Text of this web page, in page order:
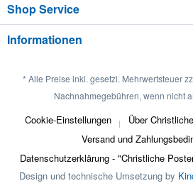
Shop Service
Informationen
* Alle Preise inkl. gesetzl. Mehrwertsteuer
Nachnahmegebühren, wenn nicht
Cookie-Einstellungen Über
Versand und
Datenschutzerklärung - "Christliche
Design und technische Umsetzung by